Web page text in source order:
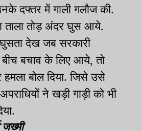
दफ्तर में गाली गलौज की.
ताला तोड़ अंदर घुस आये.
देख जब सरकारी
बचाव के लिए आये, तो
बोल दिया. जिसे उसे
ने खड़ी गाड़ी को भी
जख्मी